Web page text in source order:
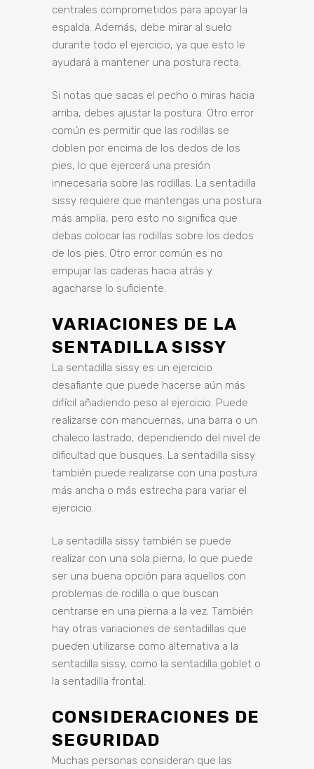
centrales comprometidos para apoyar la
espalda. Además, debe mirar al suelo
durante todo el ejercicio, ya que esto le
ayudará a mantener una postura recta.
Si notas que sacas el pecho o miras hacia
arriba, debes ajustar la postura. Otro error
común es permitir que las rodillas se
doblen por encima de los dedos de los
pies, lo que ejercerá una presión
innecesaria sobre las rodillas. La sentadilla
sissy requiere que mantengas una postura
más amplia, pero esto no significa que
debas colocar las rodillas sobre los dedos
de los pies. Otro error común es no
empujar las caderas hacia atrás y
agacharse lo suficiente.
VARIACIONES DE LA
SENTADILLA SISSY
La sentadilla sissy es un ejercicio
desafiante que puede hacerse aún más
difícil añadiendo peso al ejercicio. Puede
realizarse con mancuernas, una barra o un
chaleco lastrado, dependiendo del nivel de
dificultad que busques. La sentadilla sissy
también puede realizarse con una postura
más ancha o más estrecha para variar el
ejercicio.
La sentadilla sissy también se puede
realizar con una sola pierna, lo que puede
ser una buena opción para aquellos con
problemas de rodilla o que buscan
centrarse en una pierna a la vez. También
hay otras variaciones de sentadillas que
pueden utilizarse como alternativa a la
sentadilla sissy, como la sentadilla goblet o
la sentadilla frontal.
CONSIDERACIONES DE
SEGURIDAD
Muchas personas consideran que las